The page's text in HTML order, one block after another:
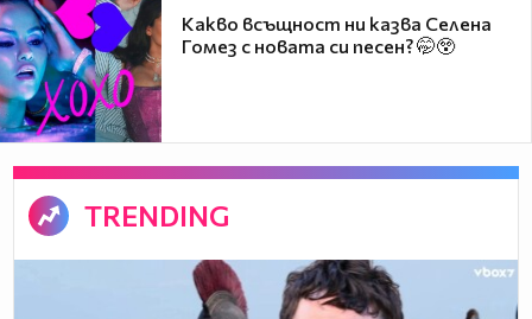
TRENDING
Какво всъщност ни казва Селена
Гомез с новата си песен? 🤭😲